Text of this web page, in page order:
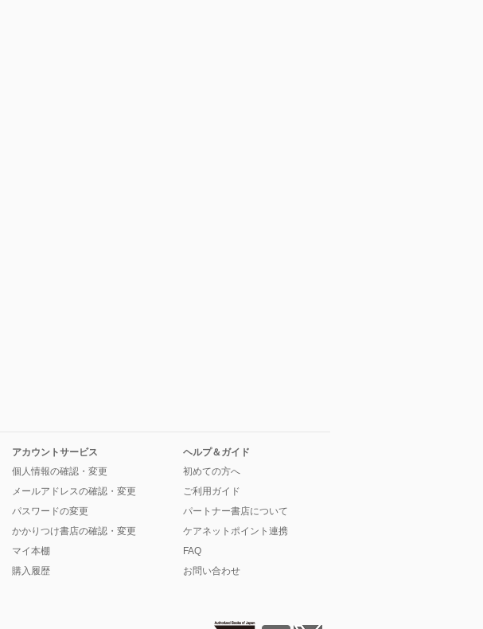
アカウントサービス
個人情報の確認・変更
メールアドレスの確認・変更
パスワードの変更
かかりつけ書店の確認・変更
マイ本棚
購入履歴
ヘルプ＆ガイド
初めての方へ
ご利用ガイド
パートナー書店について
ケアネットポイント連携
FAQ
お問い合わせ